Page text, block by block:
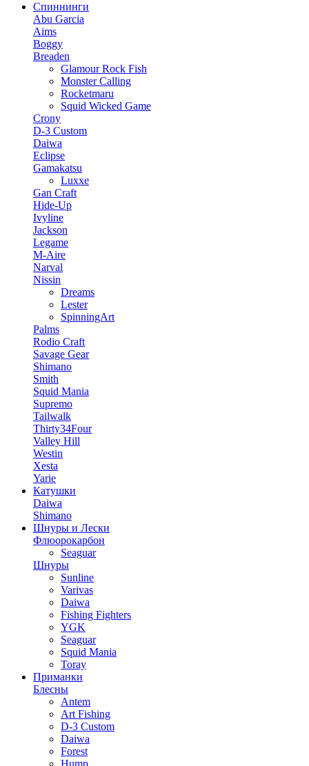
Спиннинги
Abu Garcia
Aims
Boggy
Breaden
Glamour Rock Fish
Monster Calling
Rocketmaru
Squid Wicked Game
Crony
D-3 Custom
Daiwa
Eclipse
Gamakatsu
Luxxe
Gan Craft
Hide-Up
Ivyline
Jackson
Legame
M-Aire
Narval
Nissin
Dreams
Lester
SpinningArt
Palms
Rodio Craft
Savage Gear
Shimano
Smith
Squid Mania
Supremo
Tailwalk
Thirty34Four
Valley Hill
Westin
Xesta
Yarie
Катушки
Daiwa
Shimano
Шнуры и Лески
Флюорокарбон
Seaguar
Шнуры
Sunline
Varivas
Daiwa
Fishing Fighters
YGK
Seaguar
Squid Mania
Toray
Приманки
Блесны
Antem
Art Fishing
D-3 Custom
Daiwa
Forest
Hump